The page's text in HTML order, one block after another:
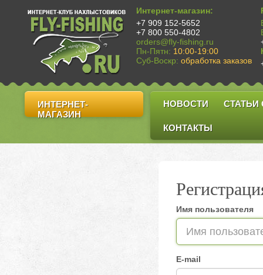
Интернет-магазин:
+7 909 152-5652
+7 800 550-4802
orders@fly-fishing.ru
Пн-Пятн: 10:00-19:00
Суб-Воскр: обработка заказов
ИНТЕРНЕТ-
МАГАЗИН
НОВОСТИ СТАТЬИ
КОНТАКТЫ
Имя пользователя
E-mail